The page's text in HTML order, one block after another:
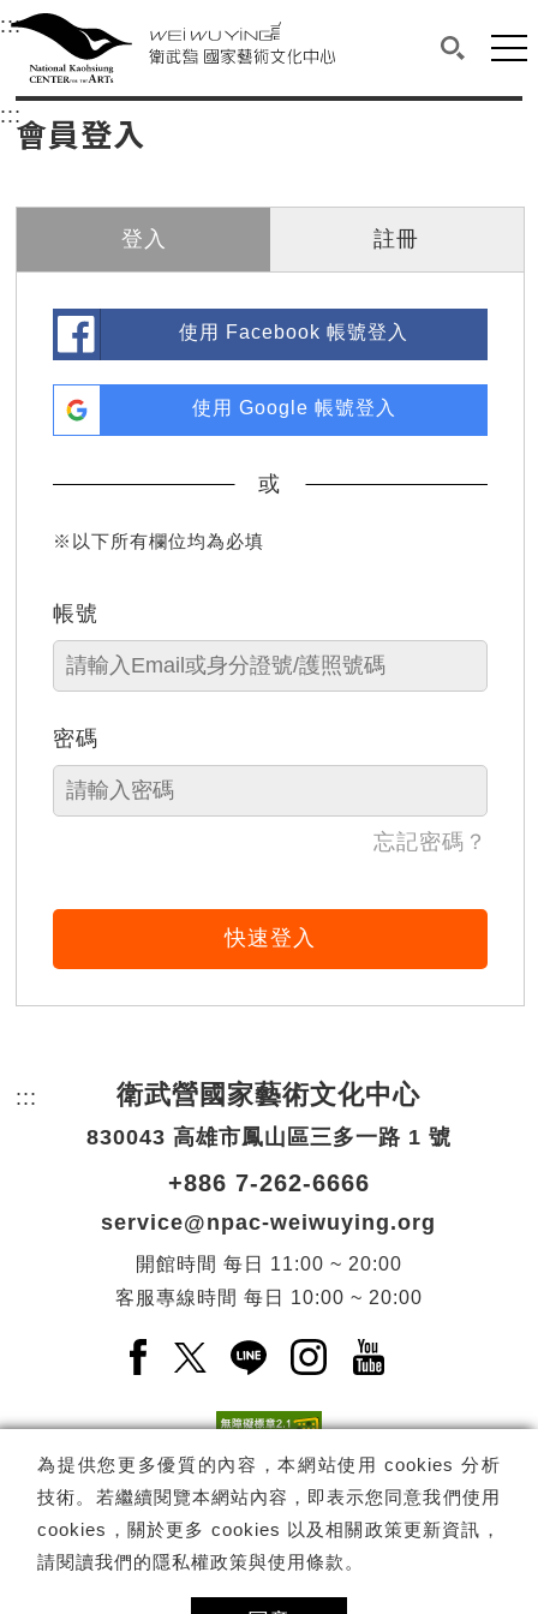
衛武營國家藝術文化中心
中央內容區塊，為本頁主要內容區。
:::選單連結區塊，此區塊列有本網站主要連結。
衛武營國家藝術文化中心
搜尋(開
網
::: 中央內容區塊，為本頁主要內容區。
會員登入
登入 註冊
使用 Facebook 帳號登入
使用 Google 帳號登入
或
※以下所有欄位均為必填
帳號
密碼
忘記密碼？
快速登入
為提供您更多優質的內容，本網站使用 cookies 分析
技術。若繼續閱覽本網站內容，即表示您同意我們使用
cookies，關於更多 cookies 以及相關政策更新資訊，
請閱讀我們的隱私權政策與使用條款 。
::: 頁尾網站資訊。
衛武營國家藝術文化中心
830043 高雄市鳳山區三多一路 1 號
+886 7-262-6666
service@npac-weiwuying.org
開館時間 每日
11:00 ~ 20:00
客服專線時間 每日 10:00 ~ 20:00
Facebook(另開新視窗)
X(另開新視窗)
LINE(另開新視窗)
Instagram(另開新視
YouTube(另開
電子報訂閱 訂閱
Copyright © 國家表演藝術中心 -衛武營國家藝術文化中心